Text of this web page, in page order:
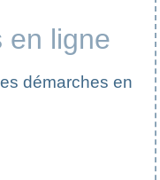
en ligne
démarches en